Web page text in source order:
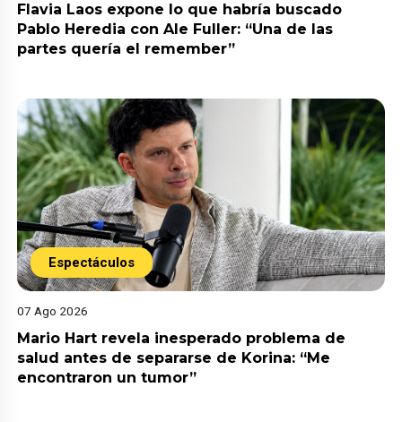
Flavia Laos expone lo que habría buscado
Pablo Heredia con Ale Fuller: “Una de las
partes quería el remember”
Espectáculos
07 Ago 2026
Mario Hart revela inesperado problema de
salud antes de separarse de Korina: “Me
encontraron un tumor”